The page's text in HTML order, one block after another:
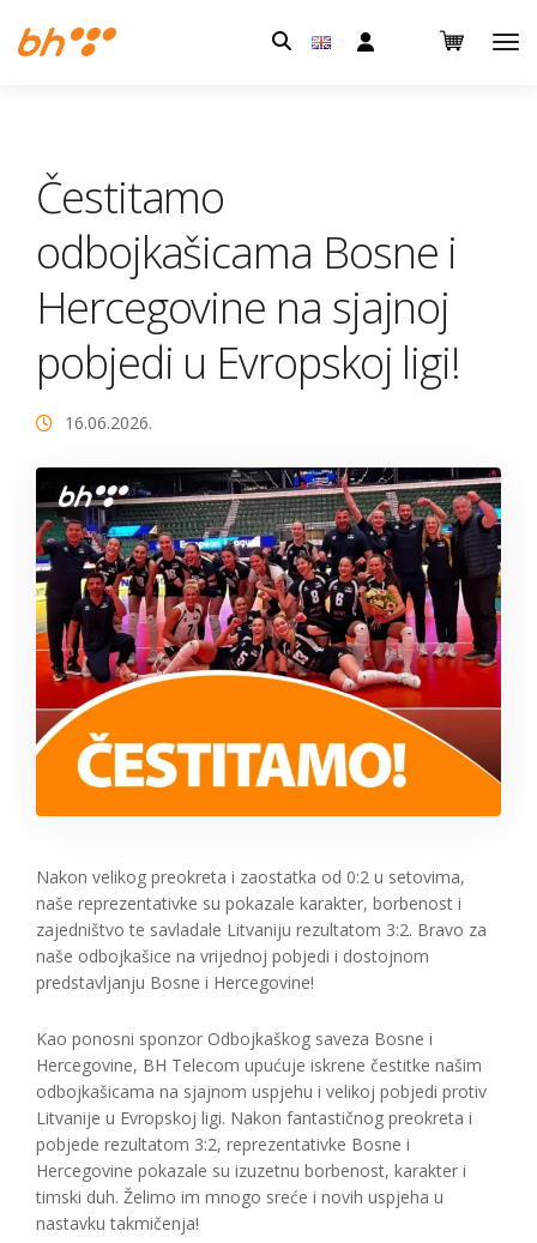
Pretraga:
Čestitamo
odbojkašicama Bosne i
Hercegovine na sjajnoj
pobjedi u Evropskoj ligi!
16.06.2026.
Nakon velikog preokreta i zaostatka od 0:2 u setovima,
naše reprezentativke su pokazale karakter, borbenost i
zajedništvo te savladale Litvaniju rezultatom 3:2. Bravo za
naše odbojkašice na vrijednoj pobjedi i dostojnom
predstavljanju Bosne i Hercegovine!
Kao ponosni sponzor Odbojkaškog saveza Bosne i
Hercegovine, BH Telecom upućuje iskrene čestitke našim
odbojkašicama na sjajnom uspjehu i velikoj pobjedi protiv
Litvanije u Evropskoj ligi. Nakon fantastičnog preokreta i
pobjede rezultatom 3:2, reprezentativke Bosne i
Hercegovine pokazale su izuzetnu borbenost, karakter i
timski duh. Želimo im mnogo sreće i novih uspjeha u
nastavku takmičenja!